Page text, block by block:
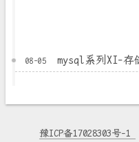
08-05 mysql系列XI-存
豫ICP备17028303号-1